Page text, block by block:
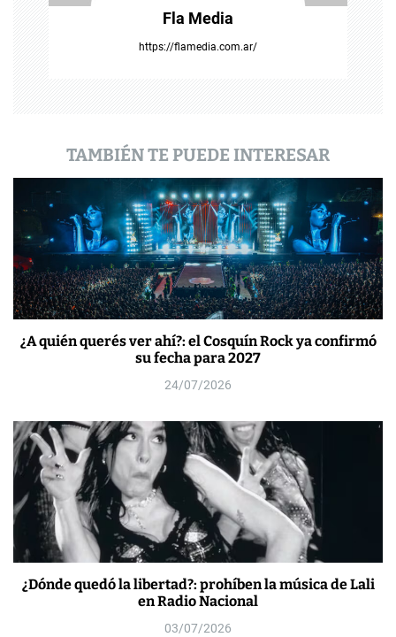
Fla Media
https://flamedia.com.ar/
TAMBIÉN TE PUEDE INTERESAR
¿A quién querés ver ahí?: el Cosquín Rock ya confirmó
su fecha para 2027
24/07/2026
¿Dónde quedó la libertad?: prohíben la música de Lali
en Radio Nacional
03/07/2026